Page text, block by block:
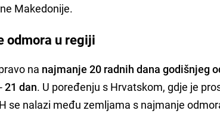
Makedonije.
odmora u regiji
na najmanje 20 radnih dana godišnjeg
21 dan. U poređenju s Hrvatskom, gdje je
se nalazi među zemljama s najmanje